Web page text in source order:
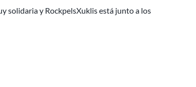
solidaria y RockpelsXuklis está junto a los